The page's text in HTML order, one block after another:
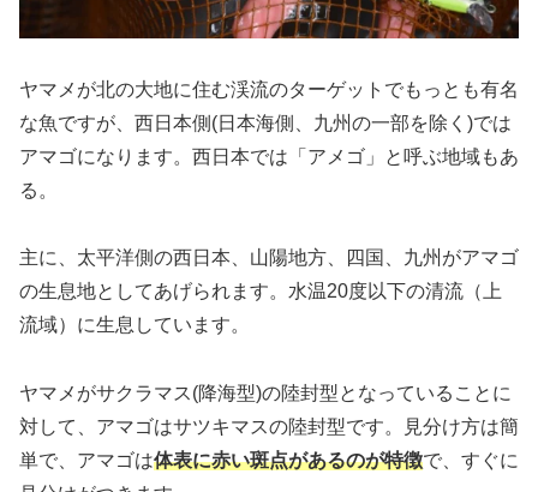
ヤマメが北の大地に住む渓流のターゲットでもっとも有名
な魚ですが、西日本側(日本海側、九州の一部を除く)では
アマゴになります。西日本では「アメゴ」と呼ぶ地域もあ
る。
主に、太平洋側の西日本、山陽地方、四国、九州がアマゴ
の生息地としてあげられます。水温20度以下の清流（上
流域）に生息しています。
ヤマメがサクラマス(降海型)の陸封型となっていることに
対して、アマゴはサツキマスの陸封型です。見分け方は簡
単で、アマゴは体表に赤い斑点があるのが特徴で、すぐに